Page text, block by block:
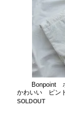
Bonpoint
かわいい ピン
SOLDOUT